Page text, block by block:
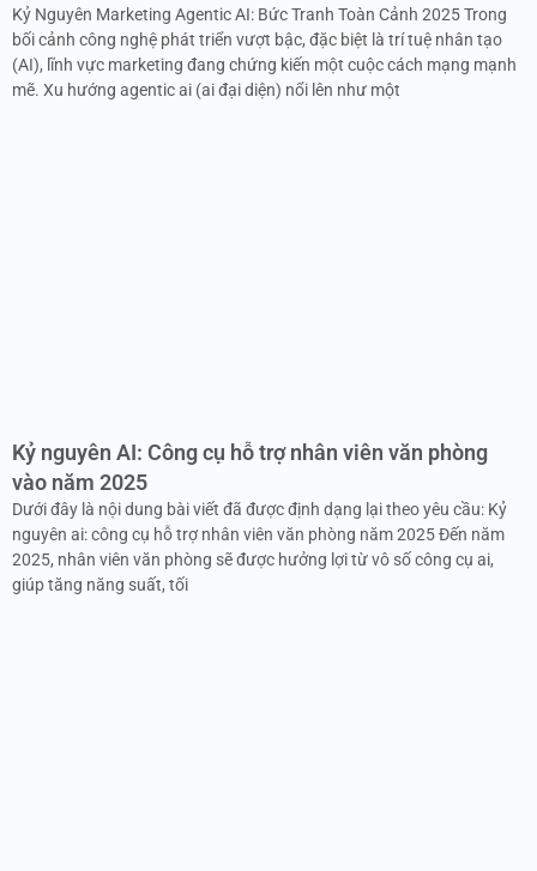
Kỷ Nguyên Marketing Agentic AI: Bức Tranh Toàn Cảnh 2025 Trong
bối cảnh công nghệ phát triển vượt bậc, đặc biệt là trí tuệ nhân tạo
(AI), lĩnh vực marketing đang chứng kiến một cuộc cách mạng mạnh
mẽ. Xu hướng agentic ai (ai đại diện) nổi lên như một
Kỷ nguyên AI: Công cụ hỗ trợ nhân viên văn phòng
vào năm 2025
Dưới đây là nội dung bài viết đã được định dạng lại theo yêu cầu: Kỷ
nguyên ai: công cụ hỗ trợ nhân viên văn phòng năm 2025 Đến năm
2025, nhân viên văn phòng sẽ được hưởng lợi từ vô số công cụ ai,
giúp tăng năng suất, tối